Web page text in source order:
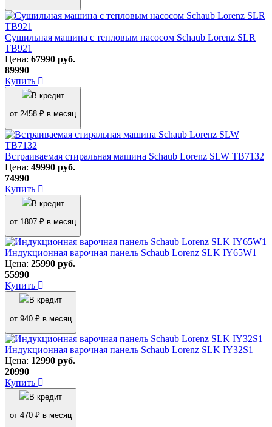
Сушильная машина с тепловым насосом Schaub Lorenz SLR
TB921
Цена: 67990 руб.
89990
Купить
В кредит
от 2458 ₽ в месяц
Встраиваемая стиральная машина Schaub Lorenz SLW TB7132
Цена: 49990 руб.
74990
Купить
В кредит
от 1807 ₽ в месяц
Индукционная варочная панель Schaub Lorenz SLK IY65W1
Цена: 25990 руб.
55990
Купить
В кредит
от 940 ₽ в месяц
Индукционная варочная панель Schaub Lorenz SLK IY32S1
Цена: 12990 руб.
20990
Купить
В кредит
от 470 ₽ в месяц